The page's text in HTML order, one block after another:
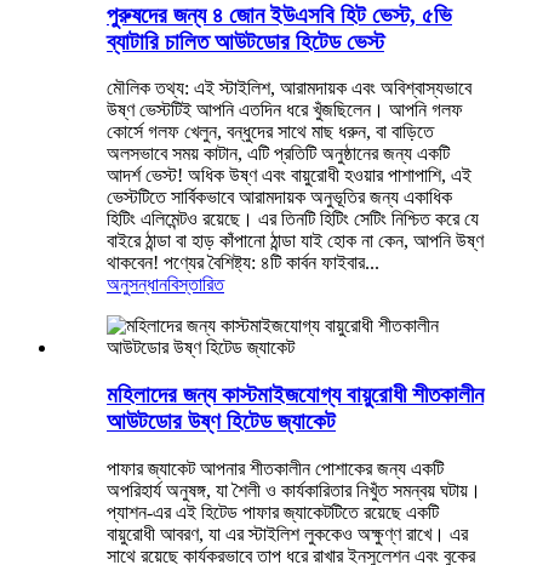
পুরুষদের জন্য ৪ জোন ইউএসবি হিট ভেস্ট, ৫ভি
ব্যাটারি চালিত আউটডোর হিটেড ভেস্ট
মৌলিক তথ্য: এই স্টাইলিশ, আরামদায়ক এবং অবিশ্বাস্যভাবে
উষ্ণ ভেস্টটিই আপনি এতদিন ধরে খুঁজছিলেন। আপনি গলফ
কোর্সে গলফ খেলুন, বন্ধুদের সাথে মাছ ধরুন, বা বাড়িতে
অলসভাবে সময় কাটান, এটি প্রতিটি অনুষ্ঠানের জন্য একটি
আদর্শ ভেস্ট! অধিক উষ্ণ এবং বায়ুরোধী হওয়ার পাশাপাশি, এই
ভেস্টটিতে সার্বিকভাবে আরামদায়ক অনুভূতির জন্য একাধিক
হিটিং এলিমেন্টও রয়েছে। এর তিনটি হিটিং সেটিং নিশ্চিত করে যে
বাইরে ঠান্ডা বা হাড় কাঁপানো ঠান্ডা যাই হোক না কেন, আপনি উষ্ণ
থাকবেন! পণ্যের বৈশিষ্ট্য: ৪টি কার্বন ফাইবার...
অনুসন্ধানবিস্তারিত
মহিলাদের জন্য কাস্টমাইজযোগ্য বায়ুরোধী শীতকালীন
আউটডোর উষ্ণ হিটেড জ্যাকেট
পাফার জ্যাকেট আপনার শীতকালীন পোশাকের জন্য একটি
অপরিহার্য অনুষঙ্গ, যা শৈলী ও কার্যকারিতার নিখুঁত সমন্বয় ঘটায়।
প্যাশন-এর এই হিটেড পাফার জ্যাকেটটিতে রয়েছে একটি
বায়ুরোধী আবরণ, যা এর স্টাইলিশ লুককেও অক্ষুণ্ণ রাখে। এর
সাথে রয়েছে কার্যকরভাবে তাপ ধরে রাখার ইনসুলেশন এবং বুকের